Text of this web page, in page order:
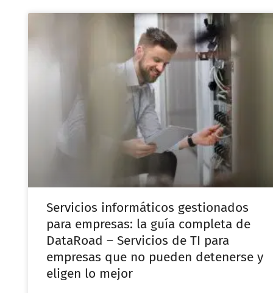
Servicios informáticos gestionados
para empresas: la guía completa de
DataRoad – Servicios de TI para
empresas que no pueden detenerse y
eligen lo mejor